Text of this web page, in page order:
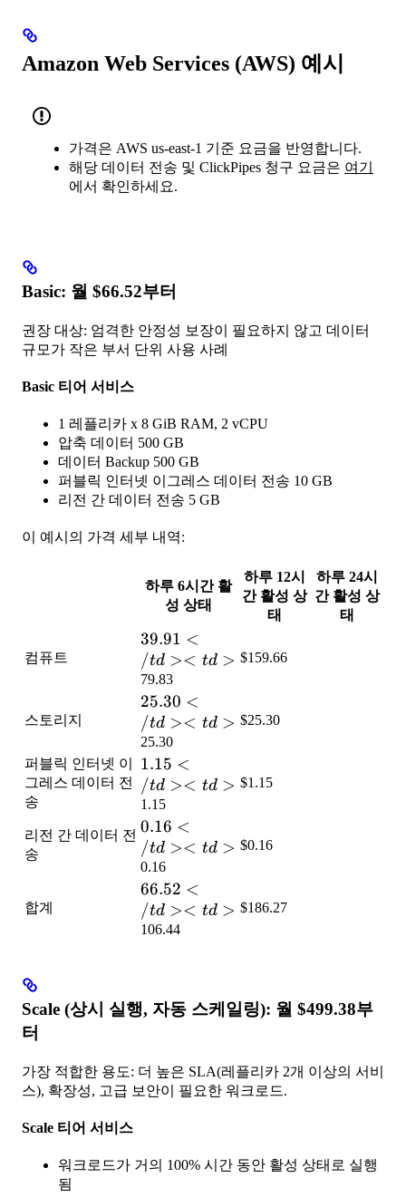
Amazon Web Services (AWS) 예시
가격은 AWS us-east-1 기준 요금을 반영합니다.
해당 데이터 전송 및 ClickPipes 청구 요금은 여기
에서 확인하세요.
Basic: 월 $66.52부터
권장 대상: 엄격한 안정성 보장이 필요하지 않고 데이터
규모가 작은 부서 단위 사용 사례
Basic 티어 서비스
1 레플리카 x 8 GiB RAM, 2 vCPU
압축 데이터 500 GB
데이터 Backup 500 GB
퍼블릭 인터넷 이그레스 데이터 전송 10 GB
리전 간 데이터 전송 5 GB
이 예시의 가격 세부 내역:
하루 6시간 활
성 상태
하루 12시
간 활성 상
태
하루 24시
간 활성 상
태
컴퓨트
39.91</td>
<td>
39.91 <
/td >< td >
79.83
$159.66
스토리지
25.30</td>
<td>
25.30 <
/td >< td >
25.30
$25.30
퍼블릭 인터넷 이
그레스 데이터 전
송
1.15</td>
<td>
1.15 <
/td >< td >
1.15
$1.15
리전 간 데이터 전
송
0.16</td>
<td>
0.16 <
/td >< td >
0.16
$0.16
합계
66.52</td>
<td>
66.52 <
/td >< td >
106.44
$186.27
Scale (상시 실행, 자동 스케일링): 월 $499.38부
터
가장 적합한 용도: 더 높은 SLA(레플리카 2개 이상의 서비
스), 확장성, 고급 보안이 필요한 워크로드.
Scale 티어 서비스
워크로드가 거의 100% 시간 동안 활성 상태로 실행
됨